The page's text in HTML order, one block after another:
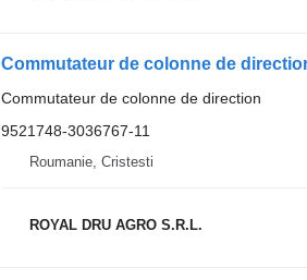
Commutateur de colonne de direction
9521748-3036767-11
Roumanie, Cristesti
ROYAL DRU AGRO S.R.L.